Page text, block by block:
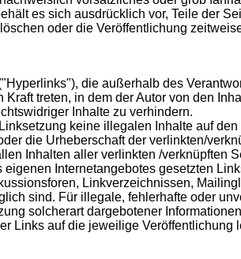
es sich ausdrücklich vor, Teile der
oder die Veröffentlichung
die außerhalb des
treten, in dem der Autor von den
Inhalte zu verhindern.
keine illegalen Inhalte auf
die Urheberschaft der verlinkten/
Inhalten aller verlinkten /verknüpften
Internetangebotes gesetzten
Linkverzeichnissen,
sind. Für illegale, fehlerhafte oder
solcherart dargebotener
Links auf die jeweilige Veröffentlichung